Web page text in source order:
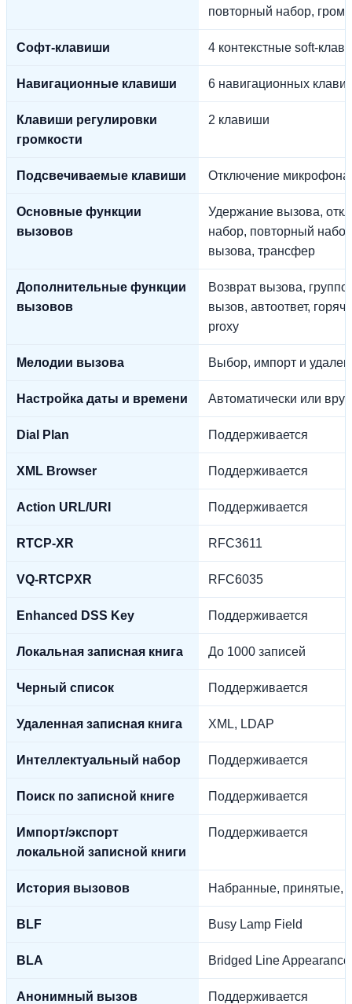
повторный набор,
Софт-клавиши 4 контекстные soft-
Навигационные клавиши 6 навигационных
Клавиши регулировки
громкости
2 клавиши
Подсвечиваемые клавиши Отключение микрофона,
Основные функции
вызовов
Удержание вызова,
набор, повторный
вызова, трансфер
Дополнительные функции
вызовов
Возврат вызова,
вызов, автоответ,
proxy
Мелодии вызова Выбор, импорт и
Настройка даты и времени Автоматически или
Dial Plan Поддерживается
XML Browser Поддерживается
Action URL/URI Поддерживается
RTCP-XR RFC3611
VQ-RTCPXR RFC6035
Enhanced DSS Key Поддерживается
Локальная записная книга До 1000 записей
Черный список Поддерживается
Удаленная записная книга XML, LDAP
Интеллектуальный набор Поддерживается
Поиск по записной книге Поддерживается
Импорт/экспорт
локальной записной книги
Поддерживается
История вызовов Набранные, принятые,
BLF Busy Lamp Field
BLA Bridged Line Appearance
Анонимный вызов Поддерживается